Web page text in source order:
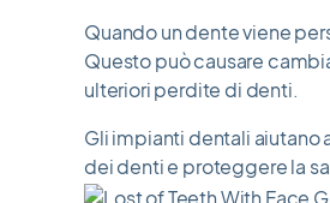
Quando un dente viene
Questo può causare
ulteriori perdite di denti.
Gli impianti dentali aiutano
dei denti e proteggere la